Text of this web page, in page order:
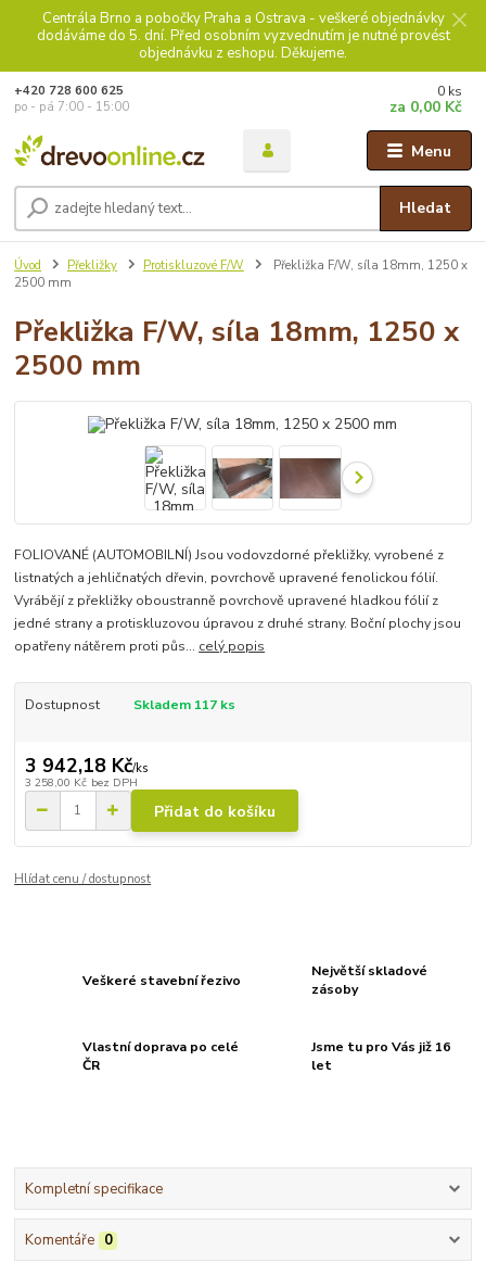
Centrála Brno a pobočky Praha a Ostrava - veškeré objednávky
dodáváme do 5. dní. Před osobním vyzvednutím je nutné provést
objednávku z eshopu. Děkujeme.
Menu
Hledat
+420 728 600 625
po - pá 7:00 - 15:00
0 ks
za 0,00 Kč
Úvod Překližky Protiskluzové F/W
Překližka F/W, síla 18mm, 1250 x
2500 mm
Překližka F/W, síla 18mm, 1250 x
2500 mm
FOLIOVANÉ (AUTOMOBILNÍ) Jsou vodovzdorné překližky, vyrobené z
listnatých a jehličnatých dřevin, povrchově upravené fenolickou fólií.
Vyrábějí z překližky oboustranně povrchově upravené hladkou fólií z
jedné strany a protiskluzovou úpravou z druhé strany. Boční plochy jsou
opatřeny nátěrem proti půs... celý popis
Dostupnost Skladem 117 ks
3 942,18 Kč/ks
3 258,00 Kč bez DPH
Přidat do košíku
Hlídat cenu / dostupnost
Veškeré stavební řezivo
Největší skladové
zásoby
Vlastní doprava po celé
ČR
Jsme tu pro Vás již 16
let
Kompletní specifikace
Komentáře 0